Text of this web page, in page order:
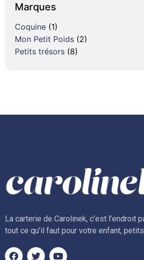
Marques
Coquine (1)
Mon Petit Poids (2)
Petits trésors (8)
La carterie de Carolinek, c’est l’endroit
tout ce qu’il faut pour votre enfant,